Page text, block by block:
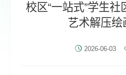
校区“一站式”学生
艺术解压绘
2026-06-03